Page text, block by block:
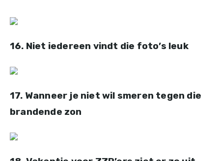
16. Niet iedereen vindt die foto’s leuk
17. Wanneer je niet wil smeren tegen die
brandende zon